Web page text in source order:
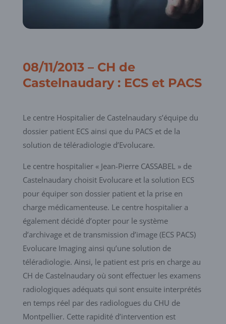
08/11/2013 – CH de
Castelnaudary : ECS et PACS
Le centre Hospitalier de Castelnaudary s’équipe du
dossier patient ECS ainsi que du PACS et de la
solution de téléradiologie d’Evolucare.
Le centre hospitalier « Jean-Pierre CASSABEL » de
Castelnaudary choisit Evolucare et la solution ECS
pour équiper son dossier patient et la prise en
charge médicamenteuse. Le centre hospitalier a
également décidé d’opter pour le système
d’archivage et de transmission d’image (ECS PACS)
Evolucare Imaging ainsi qu’une solution de
téléradiologie. Ainsi, le patient est pris en charge au
CH de Castelnaudary où sont effectuer les examens
radiologiques adéquats qui sont ensuite interprétés
en temps réel par des radiologues du CHU de
Montpellier. Cette rapidité d’intervention est